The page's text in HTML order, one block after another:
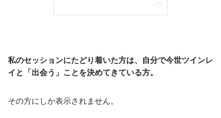
私のセッションにたどり着いた方は、自分で今世ツインレ
イと「出会う」ことを決めてきている方。
その方にしか表示されません。